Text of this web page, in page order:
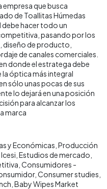
empresa que busca
de Toallitas Húmedas
debe hacer todo un
pasando por los
diseño de producto,
de canales comerciales.
donde el estratega debe
óptica más integral
sólo unas pocas de sus
lo dejará en una posición
para alcanzar los
marca
y Económicas Producción
Estudios de mercado
Consumidores -
Consumer studies
Baby Wipes Market